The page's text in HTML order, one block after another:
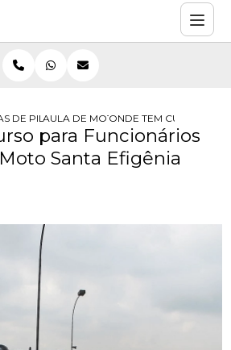
DE PILOTAGEM PARA EMPRESAS
AULA DE MOTO PARAONDE TEM CURSO
para Funcionários
Santa Efigênia